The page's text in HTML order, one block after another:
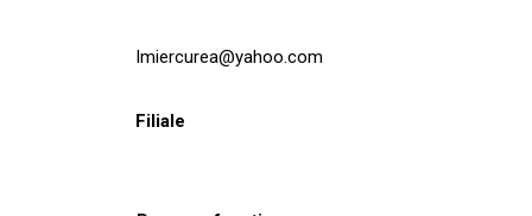
lmiercurea@yahoo.com
Filiale